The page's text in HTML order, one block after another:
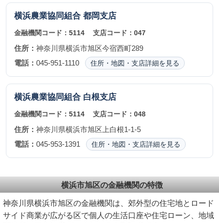
横浜農業協同組合 都岡支店
金融機関コード： 5114 支店コード：047
住所： 神奈川県横浜市旭区今宿西町289
電話： 045-951-1110 住所・地図・支店詳細を見る
横浜農業協同組合 白根支店
金融機関コード： 5114 支店コード：048
住所： 神奈川県横浜市旭区上白根1-1-5
電話： 045-953-1391 住所・地図・支店詳細を見る
横浜市旭区の金融機関の特徴
神奈川県横浜市旭区の金融機関は、郊外型の住宅地とロード
サイド商業が広がる区で個人の生活口座や住宅ローン、地域